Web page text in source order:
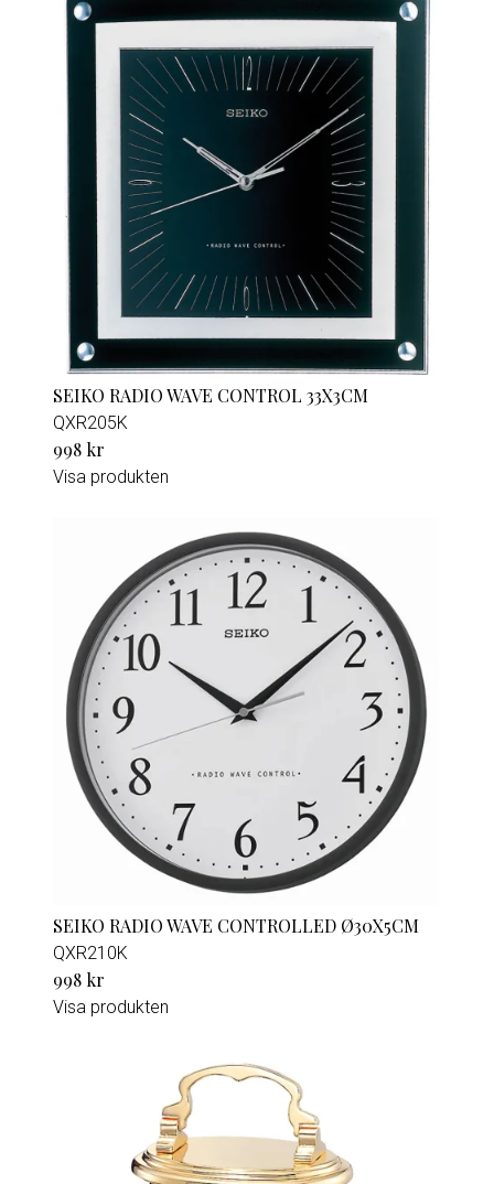
SEIKO RADIO WAVE CONTROL 33X3CM
QXR205K
998 kr
Visa produkten
SEIKO RADIO WAVE CONTROLLED Ø30X5CM
QXR210K
998 kr
Visa produkten